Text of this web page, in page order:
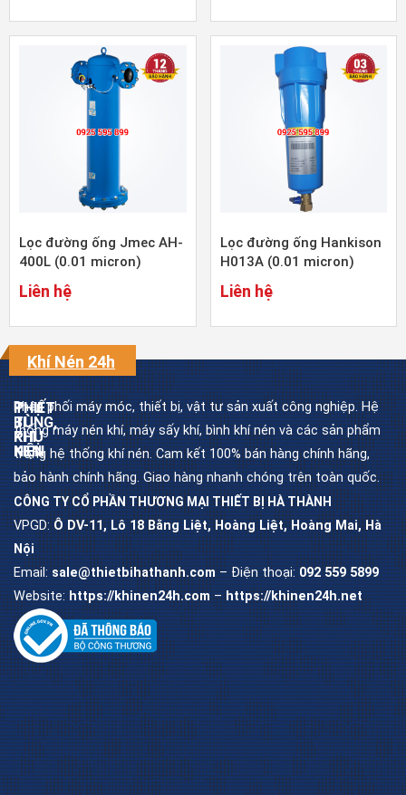
Lọc đường ống Jmec AH-
400L (0.01 micron)
Liên hệ
Lọc đường ống Hankison
H013A (0.01 micron)
Liên hệ
Khí Nén 24h
Phân phối máy móc, thiết bị, vật tư sản xuất công nghiệp. Hệ
thống máy nén khí, máy sấy khí, bình khí nén và các sản phẩm
trong hệ thống khí nén. Cam kết 100% bán hàng chính hãng,
bảo hành chính hãng. Giao hàng nhanh chóng trên toàn quốc.
CÔNG TY CỔ PHẦN THƯƠNG MẠI THIẾT BỊ HÀ THÀNH
VPGD: Ô DV-11, Lô 18 Bằng Liệt, Hoàng Liệt, Hoàng Mai, Hà
Nội
Email:sale@thietbihathanh.com– Điện thoại: 092 559 5899
Website: https://khinen24h.com–https://khinen24h.net
THIẾT
BỊ
KHÍ
NÉN
Máy
nén
khí
trục
vít
Máy
nén
khí
piston
Máy
sấy
khí
Bình
chứa
nén
Bộ
lọc
khí
nén
PHỤ
TÙNG,
PHỤ
KIỆN
Dầu
máy
nén
khí
Lọc
dầu
máy
trục
vít
Lọc
khí
máy
trục
vít
Lọc
tách
máy
trục
vít
Van
khí
nén